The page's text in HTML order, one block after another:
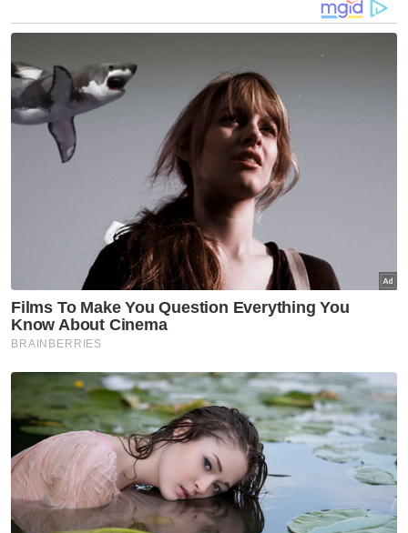
memperuntukkan hukuman penjara antara
lima hingga 10 tahun dan denda antara
RM20,000 hingga RM50,000, termasuk
penggantungan lesen, jika sabit kesalahan.
Semasa prosiding, Timbalan Pendakwa Raya,
Nur Nadia Syuhada Rosli, mencadangkan
tertuduh diberi ikat jamin sebanyak RM15,000
dengan seorang penjamin.
“Saya mohon mahkamah mengambil kira
keseriusan kes dan mengenakan jumlah
jaminan yang tinggi terhadap tertuduh,”
katanya.
Artikel Berkaitan:
[VIDEO] Penarik kereta mengaku tidak bersalah
baling kerusi kepada isteri hingga patah tangan
Rumah terbakar, warga emas maut sesak nafas
Pemandu SUV rempuh dua beradik hingga maut
ditahan
Bagaimanapun, peguam Tong Kuan Ling